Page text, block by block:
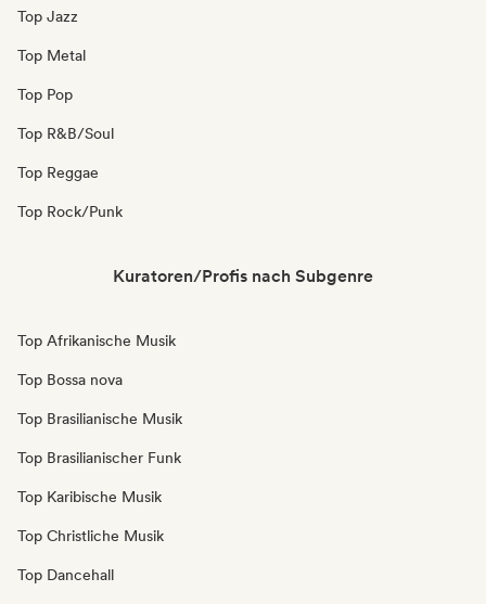
Top Jazz
Top Metal
Top Pop
Top R&B/Soul
Top Reggae
Top Rock/Punk
Kuratoren/Profis nach Subgenre
Top Afrikanische Musik
Top Bossa nova
Top Brasilianische Musik
Top Brasilianischer Funk
Top Karibische Musik
Top Christliche Musik
Top Dancehall